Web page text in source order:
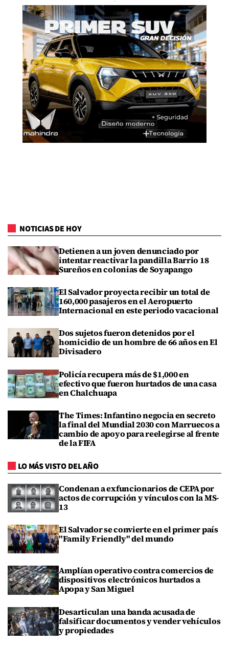
NOTICIAS DE HOY
Detienen a un joven denunciado por
intentar reactivar la pandilla Barrio 18
Sureños en colonias de Soyapango
El Salvador proyecta recibir un total de
160,000 pasajeros en el Aeropuerto
Internacional en este periodo vacacional
Dos sujetos fueron detenidos por el
homicidio de un hombre de 66 años en El
Divisadero
Policía recupera más de $1,000 en
efectivo que fueron hurtados de una casa
en Chalchuapa
The Times: Infantino negocia en secreto
la final del Mundial 2030 con Marruecos a
cambio de apoyo para reelegirse al frente
de la FIFA
LO MÁS VISTO DEL AÑO
Condenan a exfuncionarios de CEPA por
actos de corrupción y vínculos con la MS-
13
El Salvador se convierte en el primer país
"Family Friendly" del mundo
Amplían operativo contra comercios de
dispositivos electrónicos hurtados a
Apopa y San Miguel
Desarticulan una banda acusada de
falsificar documentos y vender vehículos
y propiedades